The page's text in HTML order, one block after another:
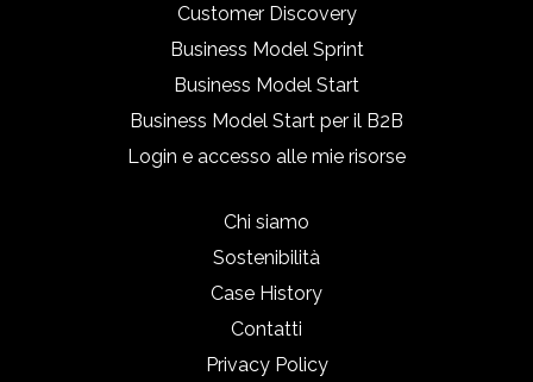
Customer Discovery
Business Model Sprint
Business Model Start
Business Model Start per il B2B
Login e accesso alle mie risorse
Chi siamo
Sostenibilità
Case History
Contatti
Privacy Policy